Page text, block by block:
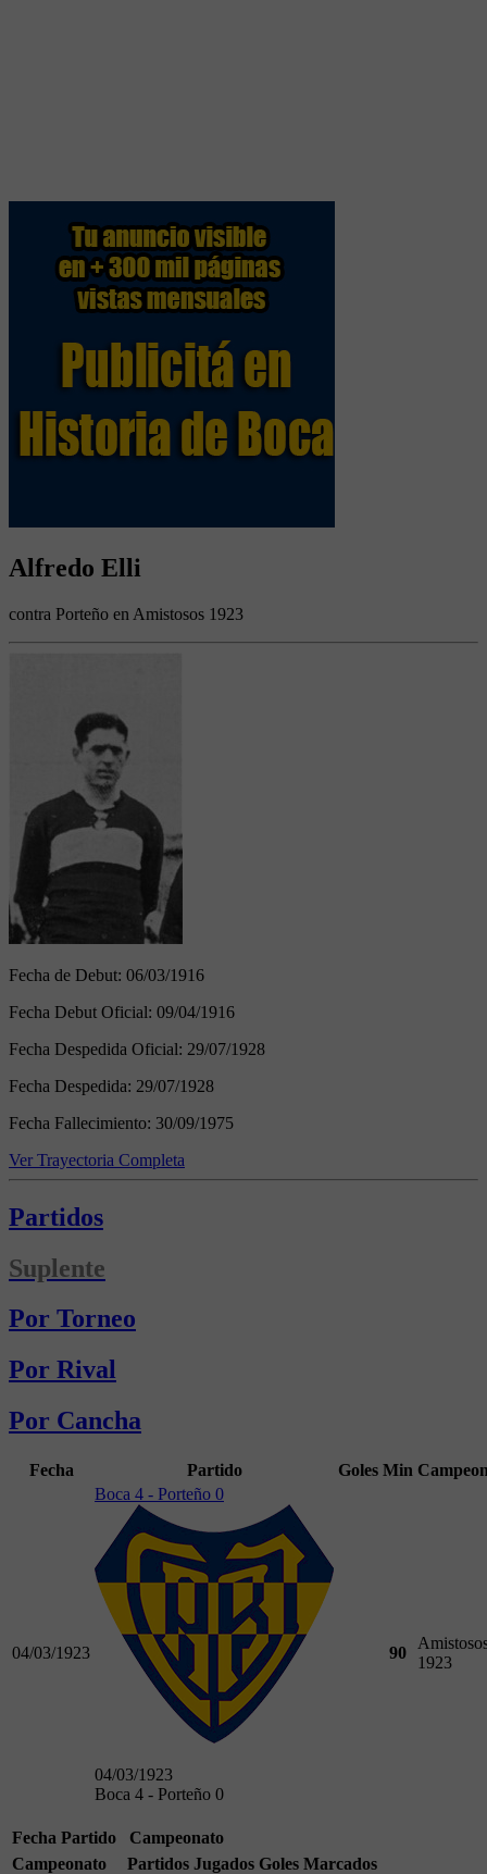
Alfredo Elli
contra Porteño en Amistosos 1923
Fecha de Debut: 06/03/1916
Fecha Debut Oficial: 09/04/1916
Fecha Despedida Oficial: 29/07/1928
Fecha Despedida: 29/07/1928
Fecha Fallecimiento: 30/09/1975
Ver Trayectoria Completa
Partidos
Suplente
Por Torneo
Por Rival
Por Cancha
Fecha Partido Goles Min
04/03/1923
Boca 4 - Porteño 0
04/03/1923
Boca 4 - Porteño 0
90
1923
Fecha Partido
Campeonato
Campeonato
Partidos Jugados Goles Marcados